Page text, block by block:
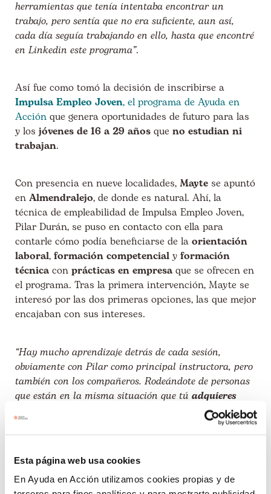
Esta página web usa cookies
En Ayuda en Acción utilizamos cookies propias y de
herramientas que tenía intentaba encontrar un
trabajo, pero sentía que no era suficiente, aun así,
cada día seguía trabajando en ello, hasta que encontré
en Linkedin este programa”.
Así fue como tomó la decisión de inscribirse a
Impulsa Empleo Joven, el programa de Ayuda en
Acción que genera oportunidades de futuro para las
y los jóvenes de 16 a 29 años que no estudian ni
trabajan.
Con presencia en nueve localidades, Mayte se apuntó
en Almendralejo, de donde es natural. Ahí, la
técnica de empleabilidad de Impulsa Empleo Joven,
Pilar Durán, se puso en contacto con ella para
contarle cómo podía beneficiarse de la orientación
laboral, formación competencialy formación
técnicacon prácticas en empresaque se ofrecen en
el programa. Tras la primera intervención, Mayte se
interesó por las dos primeras opciones, las que mejor
encajaban con sus intereses.
“Hay mucho aprendizaje detrás de cada sesión,
obviamente con Pilar como principal instructora, pero
también con los compañeros. Rodeándote de personas
que están en la misma situación que tú adquieres
mucha más confianza en ti mismo,
y, al final, el camino se hace más fácil”.
Destaca el acompañamiento individualizado que